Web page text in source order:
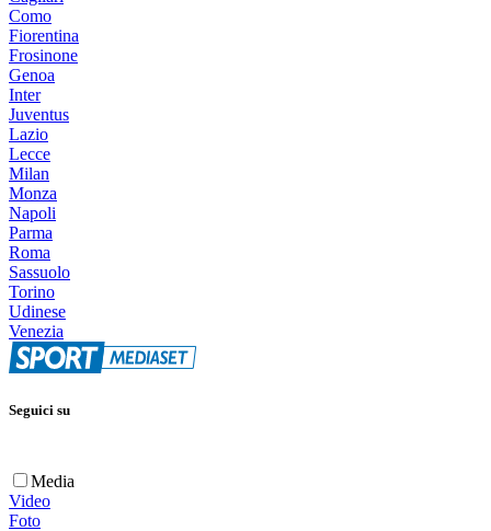
Como
Fiorentina
Frosinone
Genoa
Inter
Juventus
Lazio
Lecce
Milan
Monza
Napoli
Parma
Roma
Sassuolo
Torino
Udinese
Venezia
Seguici su
Media
Video
Foto